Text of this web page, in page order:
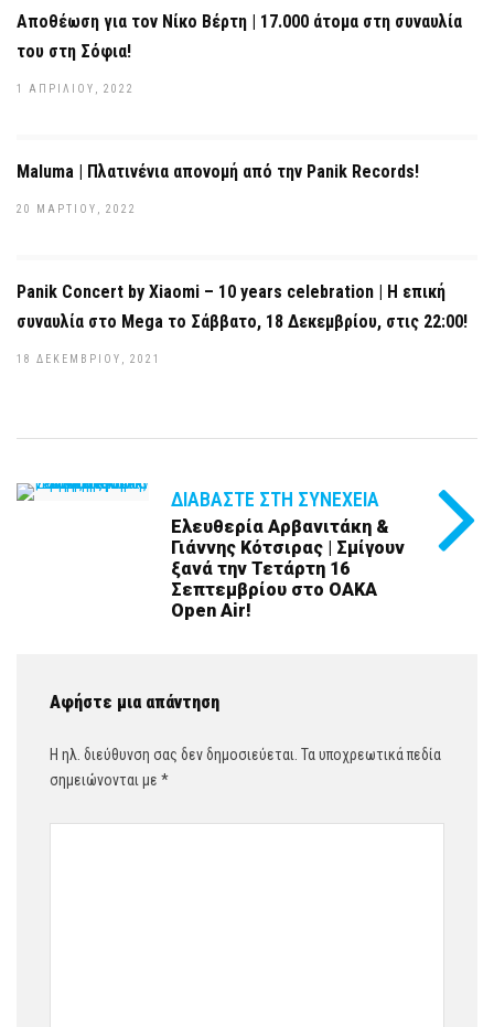
Αποθέωση για τον Νίκο Βέρτη | 17.000 άτομα στη συναυλία
του στη Σόφια!
1 ΑΠΡΙΛΊΟΥ, 2022
Maluma | Πλατινένια απονομή από την Panik Records!
20 ΜΑΡΤΊΟΥ, 2022
Panik Concert by Xiaomi – 10 years celebration | Η επική
συναυλία στο Mega το Σάββατο, 18 Δεκεμβρίου, στις 22:00!
18 ΔΕΚΕΜΒΡΊΟΥ, 2021
ΔΙΑΒΆΣΤΕ ΣΤΗ ΣΥΝΈΧΕΙΑ
Ελευθερία Αρβανιτάκη &
Γιάννης Κότσιρας | Σμίγουν
ξανά την Τετάρτη 16
Σεπτεμβρίου στο ΟΑΚΑ
Open Air!
Αφήστε μια απάντηση
Η ηλ. διεύθυνση σας δεν δημοσιεύεται. Τα υποχρεωτικά πεδία
σημειώνονται με *